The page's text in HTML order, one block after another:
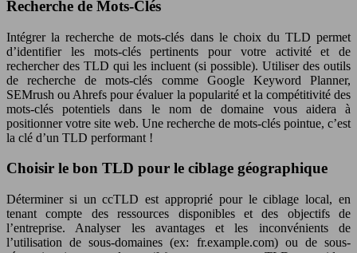
Recherche de Mots-Clés
Intégrer la recherche de mots-clés dans le choix du TLD permet
d’identifier les mots-clés pertinents pour votre activité et de
rechercher des TLD qui les incluent (si possible). Utiliser des outils
de recherche de mots-clés comme Google Keyword Planner,
SEMrush ou Ahrefs pour évaluer la popularité et la compétitivité des
mots-clés potentiels dans le nom de domaine vous aidera à
positionner votre site web. Une recherche de mots-clés pointue, c’est
la clé d’un TLD performant !
Choisir le bon TLD pour le ciblage géographique
Déterminer si un ccTLD est approprié pour le ciblage local, en
tenant compte des ressources disponibles et des objectifs de
l’entreprise. Analyser les avantages et les inconvénients de
l’utilisation de sous-domaines (ex: fr.example.com) ou de sous-